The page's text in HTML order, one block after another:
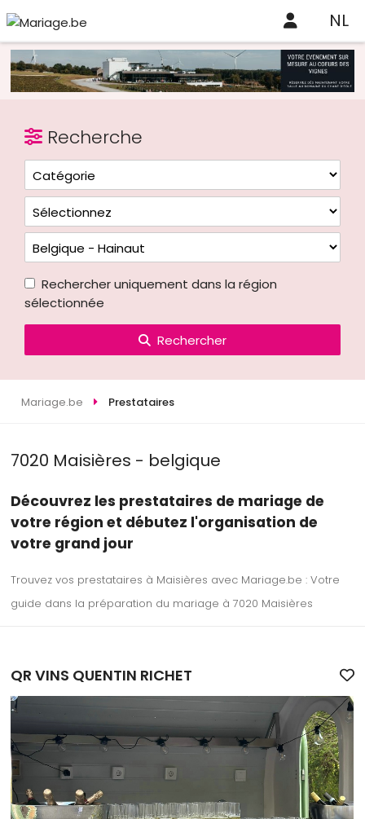
NL
Recherche
Rechercher uniquement dans la région
sélectionnée
Rechercher
Mariage.be Prestataires
7020 Maisières - belgique
Découvrez les prestataires de mariage de
votre région et débutez l'organisation de
votre grand jour
Trouvez vos prestataires à Maisières avec Mariage.be : Votre
guide dans la préparation du mariage à 7020 Maisières
QR VINS QUENTIN RICHET